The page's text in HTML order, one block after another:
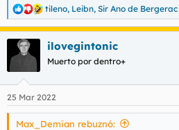
R
e
a
c
e
s
tileno, Leibn, Sir Ano de Bergerac
ilovegintonic
Muerto por dentro+
25 Mar 2022
Max_Demian rebuznó: